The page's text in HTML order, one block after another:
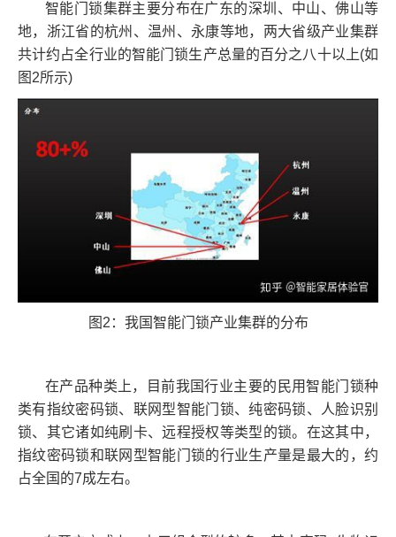
智能门锁集群主要分布在广东的深圳、中山、佛山等
地，浙江省的杭州、温州、永康等地，两大省级产业集群
共计约占全行业的智能门锁生产总量的百分之八十以上(如
图2所示)
图2：我国智能门锁产业集群的分布
在产品种类上，目前我国行业主要的民用智能门锁种
类有指纹密码锁、联网型智能门锁、纯密码锁、人脸识别
锁、其它诸如纯刷卡、远程授权等类型的锁。在这其中，
指纹密码锁和联网型智能门锁的行业生产量是最大的，约
占全国的7成左右。